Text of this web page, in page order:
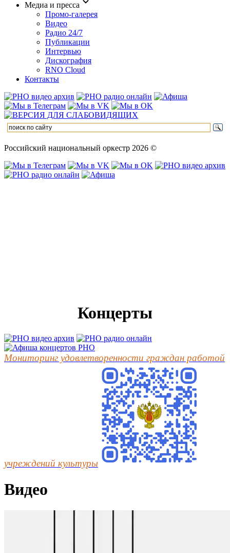
Медиа и пресса
Промо-галерея
Видео
Радио 24/7
Публикации
Интервью
Дискография
RNO Cloud
Контакты
Российский национальный оркестр 2026 ©
Концерты
Мониторинг удовлетворенности граждан работой
учреждений культуры
Видео